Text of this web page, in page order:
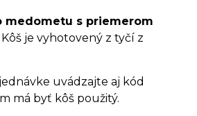
medometu s priemerom
Kôš je vyhotovený z tyčí z
uvádzajte aj kód
má byť kôš použitý.